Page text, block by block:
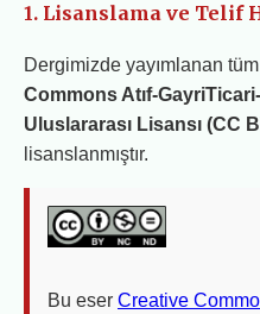
1. Lisanslama ve Telif
Dergimizde yayımlanan
Commons Atıf-
Uluslararası Lisansı (CC
lisanslanmıştır.
Bu eser Creative